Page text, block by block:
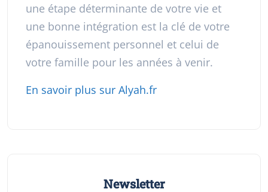
une étape déterminante de votre vie et
une bonne intégration est la clé de votre
épanouissement personnel et celui de
votre famille pour les années à venir.
En savoir plus sur Alyah.fr
Newsletter